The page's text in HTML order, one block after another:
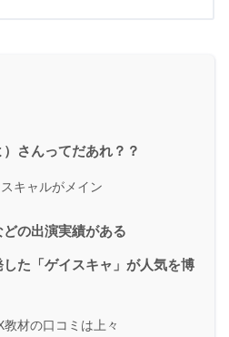
さんってだあれ？？
キャルがメイン
の出演実績がある
た「ゲイスキャ」が人気を博
材の口コミは上々